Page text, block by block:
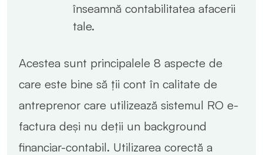
înseamnă contabilitatea afacerii
tale.
Acestea sunt principalele 8 aspecte de
care este bine să ții cont în calitate de
antreprenor care utilizează sistemul RO e-
factura deși nu deții un background
financiar-contabil. Utilizarea corectă a